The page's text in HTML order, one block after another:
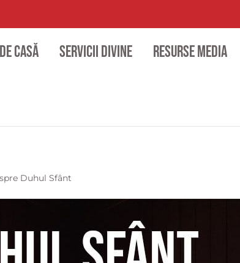
casă Servicii divine Resurse media
Duhul Sfânt